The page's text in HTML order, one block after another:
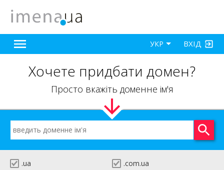
ВХІД
УКР
Хочете придбати домен?
Просто вкажіть доменне ім'я
.ua
.com.ua